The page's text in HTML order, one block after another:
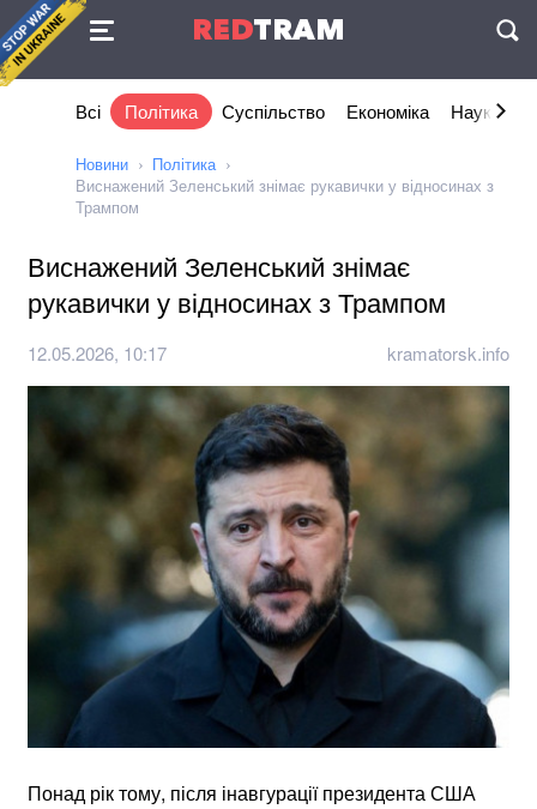
REDTRAM
Угода
Всі Політика Суспільство Економіка Наука та
Новини
Політика
Виснажений Зеленський знімає рукавички у відносинах з
Трампом
Виснажений Зеленський знімає
рукавички у відносинах з Трампом
12.05.2026, 10:17 kramatorsk.info
Понад рік тому, після інавгурації президента США